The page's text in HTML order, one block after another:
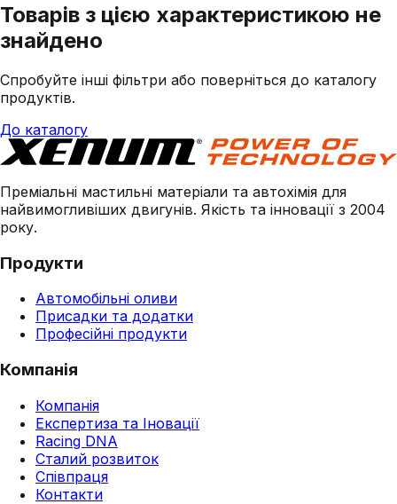
Товарів з цією характеристикою не
знайдено
Спробуйте інші фільтри або поверніться до каталогу
продуктів.
До каталогу
Преміальні мастильні матеріали та автохімія для
найвимогливіших двигунів. Якість та інновації з 2004
року.
Продукти
Автомобільні оливи
Присадки та додатки
Професійні продукти
Компанія
Компанія
Експертиза та Іновації
Racing DNA
Сталий розвиток
Співпраця
Контакти